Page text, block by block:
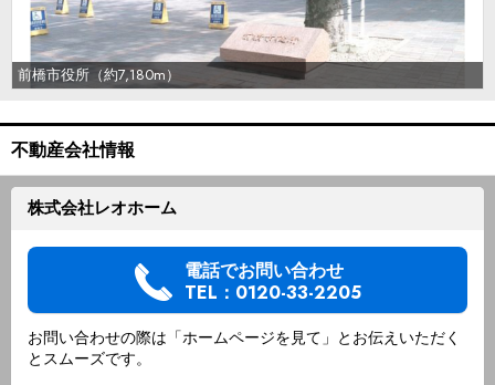
前橋市役所（約7,180m）
不動産会社情報
株式会社レオホーム
電話でお問い合わせ
TEL：0120-33-2205
お問い合わせの際は「ホームページを見て」とお伝えいただく
とスムーズです。